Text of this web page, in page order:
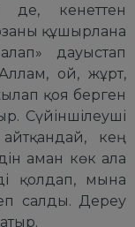
де, кенеттен
құшырлана
дауыстап
ой, жұрт,
қоя берген
Сүйіншілеуші
кең
аман көк ала
қолдап, мына
салды. Дереу